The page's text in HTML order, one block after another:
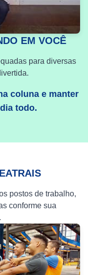
EM VOCÊ
para diversas
coluna e manter
todo.
postos de trabalho,
conforme sua